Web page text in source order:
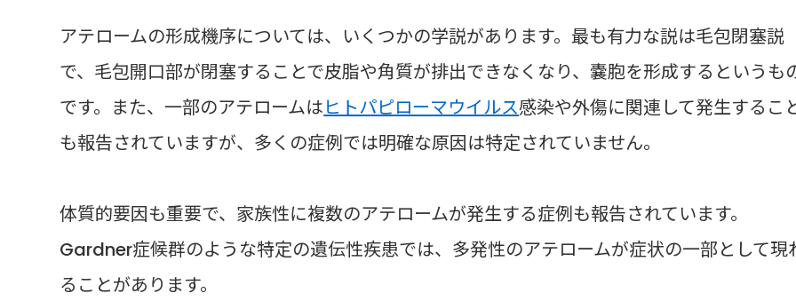
アテロームの形成機序については、いくつかの学説があります。最も有力な説は毛包閉塞説
で、毛包開口部が閉塞することで皮脂や角質が排出できなくなり、嚢胞を形成するというも
です。また、一部のアテロームはヒトパピローマウイルス感染や外傷に関連して発生するこ
も報告されていますが、多くの症例では明確な原因は特定されていません。
体質的要因も重要で、家族性に複数のアテロームが発生する症例も報告されています。
Gardner症候群のような特定の遺伝性疾患では、多発性のアテロームが症状の一部として現
ることがあります。